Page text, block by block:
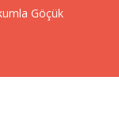
Göçük